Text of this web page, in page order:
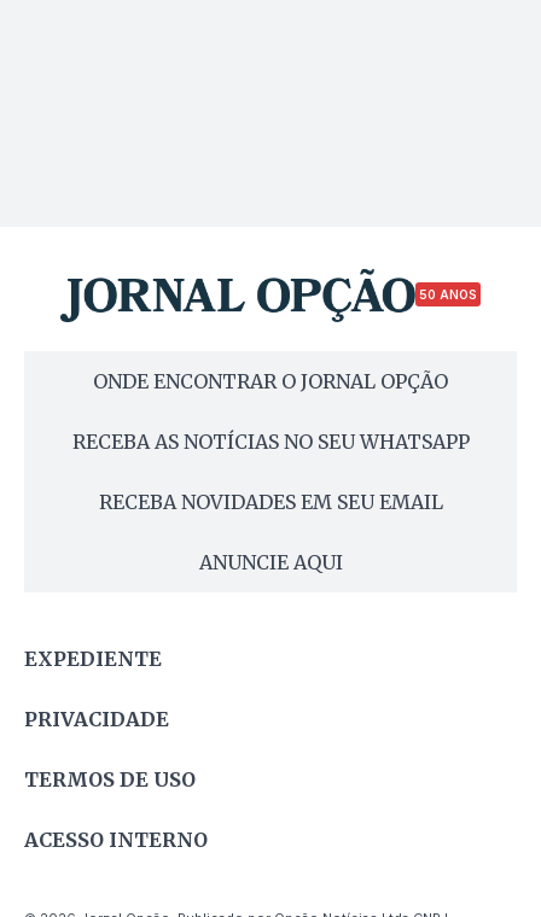
50 ANOS
ONDE ENCONTRAR O JORNAL OPÇÃO
RECEBA AS NOTÍCIAS NO SEU WHATSAPP
RECEBA NOVIDADES EM SEU EMAIL
ANUNCIE AQUI
EXPEDIENTE
PRIVACIDADE
TERMOS DE USO
ACESSO INTERNO